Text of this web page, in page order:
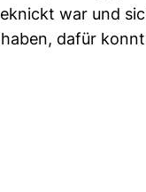
war und
dafür